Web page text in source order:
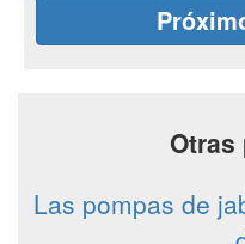
Otras
Las pompas de